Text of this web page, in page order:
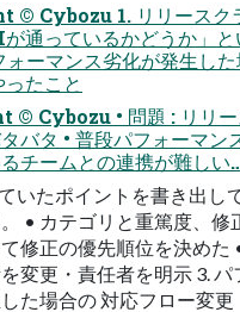
© Cybozu 1. リリースク
通っているかどうか」
ォーマンス劣化が発生し
たこと
© Cybozu • 問題 : リリー
バタ • 普段パフォーマン
チームとの連携が難しい
いたポイントを書き出し
• カテゴリと重篤度、修
修正の優先順位を決めた
変更・責任者を明示 3. パ
た場合の 対応フロー変更